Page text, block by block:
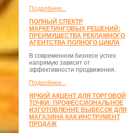
Подробнее...
ПОЛНЫЙ СПЕКТР
МАРКЕТИНГОВЫХ РЕШЕНИЙ:
ПРЕИМУЩЕСТВА РЕКЛАМНОГО
АГЕНТСТВА ПОЛНОГО ЦИКЛА
В современном бизнесе успех
напрямую зависит от
эффективности продвижения.
Подробнее...
ЯРКИЙ АКЦЕНТ ДЛЯ ТОРГОВОЙ
ТОЧКИ: ПРОФЕССИОНАЛЬНОЕ
ИЗГОТОВЛЕНИЕ ВЫВЕСОК ДЛЯ
МАГАЗИНА КАК ИНСТРУМЕНТ
ПРОДАЖ